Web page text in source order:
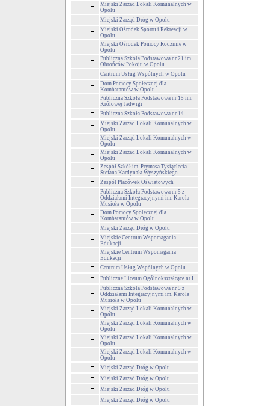
Miejski Zarząd Lokali Komunalnych w
Opolu
Miejski Zarząd Dróg w Opolu
Miejski Ośrodek Sportu i Rekreacji w
Opolu
Miejski Ośrodek Pomocy Rodzinie w
Opolu
Publiczna Szkoła Podstawowa nr 21 im.
Obrońców Pokoju w Opolu
Centrum Usług Wspólnych w Opolu
Dom Pomocy Społecznej dla
Kombatantów w Opolu
Publiczna Szkoła Podstawowa nr 15 im.
Królowej Jadwigi
Publiczna Szkoła Podstawowa nr 14
Miejski Zarząd Lokali Komunalnych w
Opolu
Miejski Zarząd Lokali Komunalnych w
Opolu
Miejski Zarząd Lokali Komunalnych w
Opolu
Zespół Szkół im. Prymasa Tysiąclecia
Stefana Kardynała Wyszyńskiego
Zespół Placówek Oświatowych
Publiczna Szkoła Podstawowa nr 5 z
Oddziałami Integracyjnymi im. Karola
Musioła w Opolu
Dom Pomocy Społecznej dla
Kombatantów w Opolu
Miejski Zarząd Dróg w Opolu
Miejskie Centrum Wspomagania
Edukacji
Miejskie Centrum Wspomagania
Edukacji
Centrum Usług Wspólnych w Opolu
Publiczne Liceum Ogólnokształcące nr I
Publiczna Szkoła Podstawowa nr 5 z
Oddziałami Integracyjnymi im. Karola
Musioła w Opolu
Miejski Zarząd Lokali Komunalnych w
Opolu
Miejski Zarząd Lokali Komunalnych w
Opolu
Miejski Zarząd Lokali Komunalnych w
Opolu
Miejski Zarząd Lokali Komunalnych w
Opolu
Miejski Zarząd Dróg w Opolu
Miejski Zarząd Dróg w Opolu
Miejski Zarząd Dróg w Opolu
Miejski Zarząd Dróg w Opolu